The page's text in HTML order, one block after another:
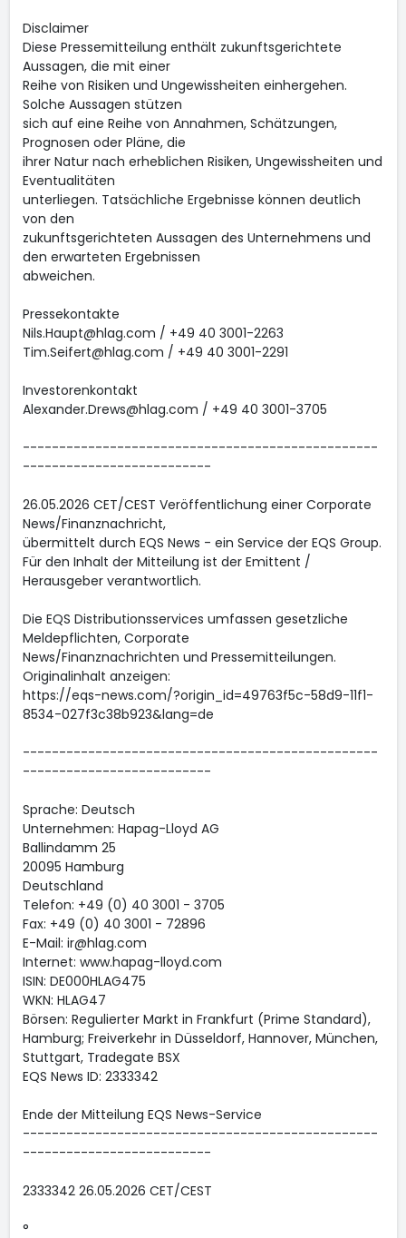
Disclaimer
Diese Pressemitteilung enthält zukunftsgerichtete
Aussagen, die mit einer
Reihe von Risiken und Ungewissheiten einhergehen.
Solche Aussagen stützen
sich auf eine Reihe von Annahmen, Schätzungen,
Prognosen oder Pläne, die
ihrer Natur nach erheblichen Risiken, Ungewissheiten und
Eventualitäten
unterliegen. Tatsächliche Ergebnisse können deutlich
von den
zukunftsgerichteten Aussagen des Unternehmens und
den erwarteten Ergebnissen
abweichen.
Pressekontakte
Nils.Haupt@hlag.com / +49 40 3001-2263
Tim.Seifert@hlag.com / +49 40 3001-2291
Investorenkontakt
Alexander.Drews@hlag.com / +49 40 3001-3705
-------------------------------------------------
--------------------------
26.05.2026 CET/CEST Veröffentlichung einer Corporate
News/Finanznachricht,
übermittelt durch EQS News - ein Service der EQS Group.
Für den Inhalt der Mitteilung ist der Emittent /
Herausgeber verantwortlich.
Die EQS Distributionsservices umfassen gesetzliche
Meldepflichten, Corporate
News/Finanznachrichten und Pressemitteilungen.
Originalinhalt anzeigen:
https://eqs-news.com/?origin_id=49763f5c-58d9-11f1-
8534-027f3c38b923&lang=de
-------------------------------------------------
--------------------------
Sprache: Deutsch
Unternehmen: Hapag-Lloyd AG
Ballindamm 25
20095 Hamburg
Deutschland
Telefon: +49 (0) 40 3001 - 3705
Fax: +49 (0) 40 3001 - 72896
E-Mail: ir@hlag.com
Internet: www.hapag-lloyd.com
ISIN: DE000HLAG475
WKN: HLAG47
Börsen: Regulierter Markt in Frankfurt (Prime Standard),
Hamburg; Freiverkehr in Düsseldorf, Hannover, München,
Stuttgart, Tradegate BSX
EQS News ID: 2333342
Ende der Mitteilung EQS News-Service
-------------------------------------------------
--------------------------
2333342 26.05.2026 CET/CEST
°